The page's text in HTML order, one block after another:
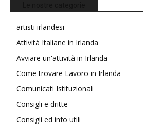
artisti irlandesi
Attività Italiane in Irlanda
Avviare un'attività in Irlanda
Come trovare Lavoro in Irlanda
Comunicati Istituzionali
Consigli e dritte
Consigli ed info utili